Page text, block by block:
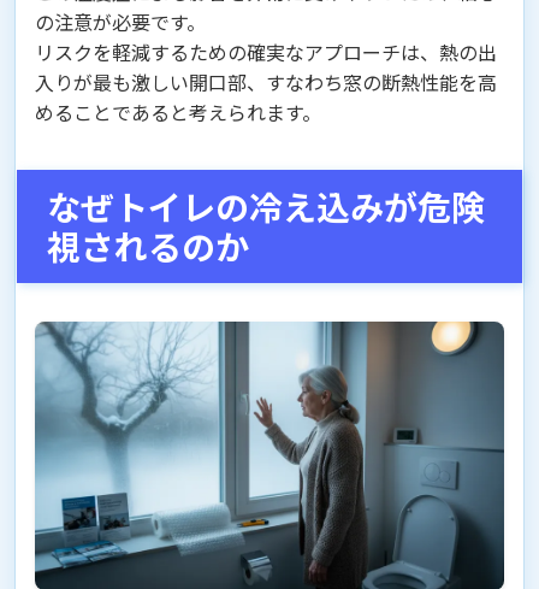
の注意が必要です。
リスクを軽減するための確実なアプローチは、熱の出
入りが最も激しい開口部、すなわち窓の断熱性能を高
めることであると考えられます。
なぜトイレの冷え込みが危険
視されるのか